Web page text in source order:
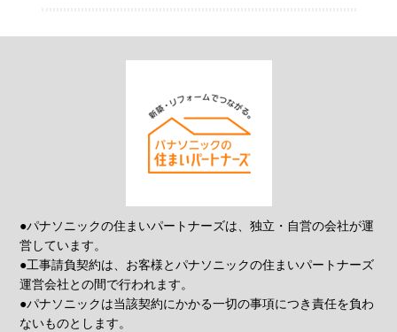
●パナソニックの住まいパートナーズは、独立・自営の会社が運
営しています。
●工事請負契約は、お客様とパナソニックの住まいパートナーズ
運営会社との間で行われます。
●パナソニックは当該契約にかかる一切の事項につき責任を負わ
ないものとします。